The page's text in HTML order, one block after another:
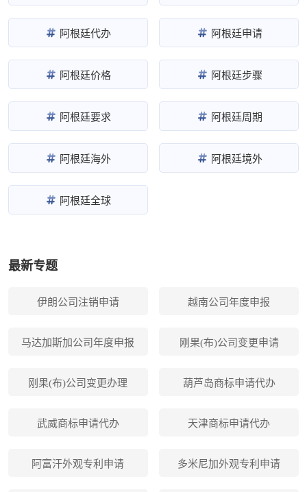
阿根廷代办 阿根廷申请
阿根廷价格 阿根廷步骤
阿根廷要求 阿根廷周期
阿根廷海外 阿根廷境外
阿根廷全球
最新专题
伊朗公司注销申请 越南公司年度申报
马达加斯加公司年度申报 刚果(布)公司变更申请
刚果(布)公司变更办理 葫芦岛商标申请代办
武威商标申请代办 天津商标申请代办
阿富汗外观专利申请 多米尼加外观专利申请